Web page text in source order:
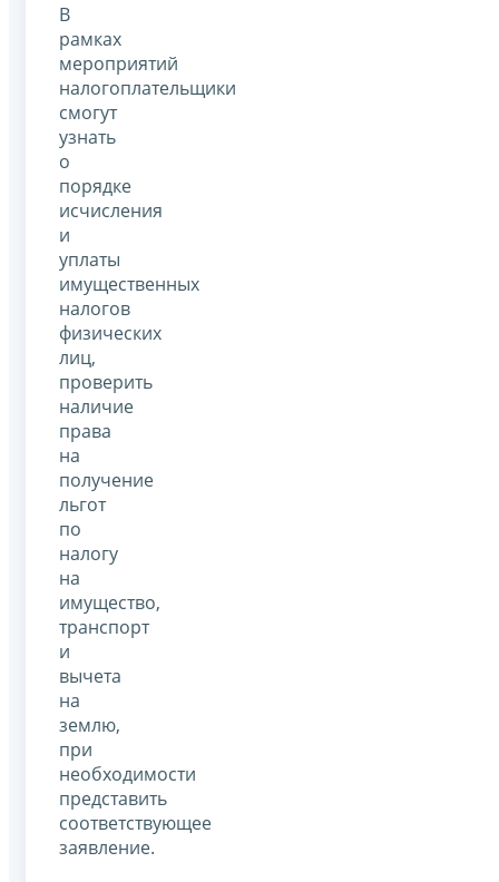
В
рамках
мероприятий
налогоплательщики
смогут
узнать
о
порядке
исчисления
и
уплаты
имущественных
налогов
физических
лиц,
проверить
наличие
права
на
получение
льгот
по
налогу
на
имущество,
транспорт
и
вычета
на
землю,
при
необходимости
представить
соответствующее
заявление.